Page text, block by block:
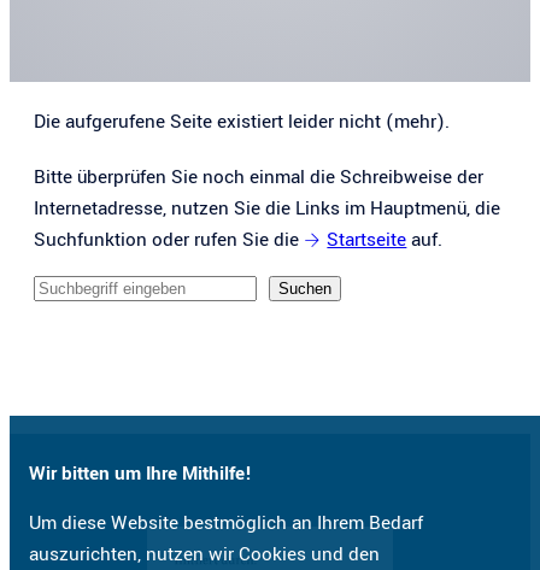
Wir bitten um Ihre Mithilfe!
Um diese Website bestmöglich an Ihrem Bedarf
auszurichten, nutzen wir Cookies und den
Die aufgerufene Seite existiert leider nicht (mehr).
Bitte überprüfen Sie noch einmal die Schreibweise der
Internetadresse, nutzen Sie die Links im Hauptmenü, die
Suchfunktion oder rufen Sie die
Startseiteauf.
Sucheingabe
Suchen